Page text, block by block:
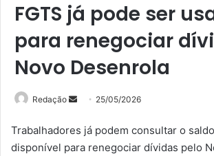
FGTS já pode ser
para renegociar
Novo Desenrola
Redação
Mande
e-
mail
25/05/2026
Trabalhadores já podem consultar o
disponível para renegociar dívidas pelo